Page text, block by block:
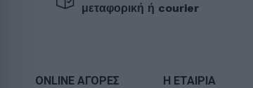
μεταφορική ή courier
ONLINE ΑΓΟΡΕΣ Η ΕΤΑΙΡΙΑ